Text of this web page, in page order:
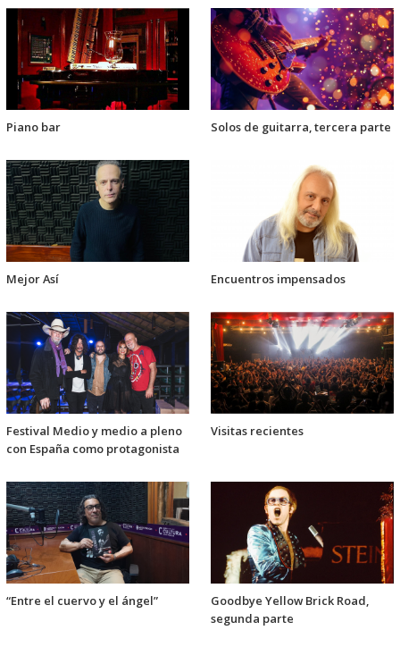
Piano bar Solos de guitarra, tercera parte
Mejor Así Encuentros impensados
Festival Medio y medio a pleno
con España como protagonista
Visitas recientes
“Entre el cuervo y el ángel”
Goodbye Yellow Brick Road,
segunda parte